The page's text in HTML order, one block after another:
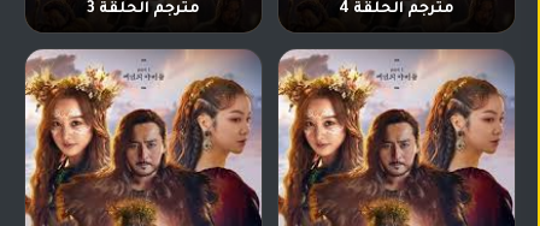
مترجم الحلقة 4
مترجم الحلقة 3